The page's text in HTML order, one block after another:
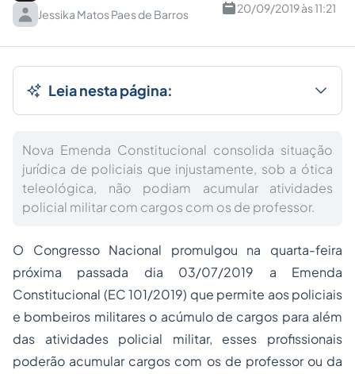
Jessika Matos Paes de Barros
20/09/2019 às 11:21
Leia nesta página:
Nova Emenda Constitucional consolida situação
jurídica de policiais que injustamente, sob a ótica
teleológica, não podiam acumular atividades
policial militar com cargos com os de professor.
O Congresso Nacional promulgou na quarta-feira
próxima passada dia 03/07/2019 a Emenda
Constitucional (EC 101/2019) que permite aos policiais
e bombeiros militares o acúmulo de cargos para além
das atividades policial militar, esses profissionais
poderão acumular cargos com os de professor ou da